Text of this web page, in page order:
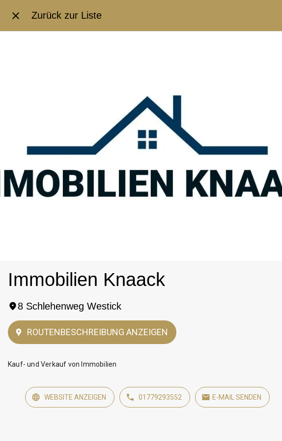
Zurück zur Liste
Immobilien Knaack
8 Schlehenweg Westick
ROUTENBESCHREIBUNG ANZEIGEN
Kauf- und Verkauf von Immobilien
WEBSITE ANZEIGEN 01779293552 E-MAIL SENDEN